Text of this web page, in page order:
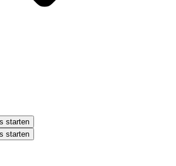
starten
starten